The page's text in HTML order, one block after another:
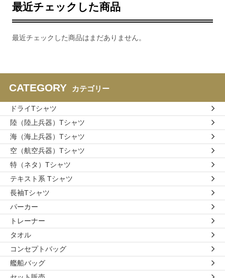
最近チェックした商品
最近チェックした商品はまだありません。
CATEGORY カテゴリー
ドライTシャツ
陸（陸上兵器）Tシャツ
海（海上兵器）Tシャツ
空（航空兵器）Tシャツ
特（ネタ）Tシャツ
テキスト系 Tシャツ
長袖Tシャツ
パーカー
トレーナー
タオル
コンセプトバッグ
艦船バッグ